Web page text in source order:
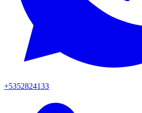
+5352824133